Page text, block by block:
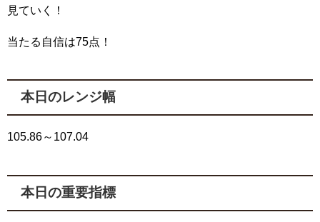
見ていく！
当たる自信は75点！
本日のレンジ幅
105.86～107.04
本日の重要指標